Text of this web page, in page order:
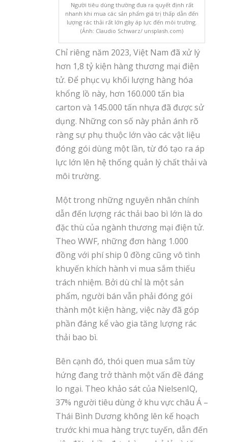
Người tiêu dùng thường đưa ra quyết định rất
nhanh khi mua các sản phẩm giá trị thấp dẫn đến
lượng rác thải rất lớn gây áp lực đến môi trường.
(Ảnh: Claudio Schwarz/ unsplash.com)
Chỉ riêng năm 2023, Việt Nam đã xử lý
hơn 1,8 tỷ kiện hàng thương mại điện
tử. Để phục vụ khối lượng hàng hóa
khổng lồ này, hơn 160.000 tấn bìa
carton và 145.000 tấn nhựa đã được sử
dụng. Những con số này phản ánh rõ
ràng sự phụ thuộc lớn vào các vật liệu
đóng gói dùng một lần, từ đó tạo ra áp
lực lớn lên hệ thống quản lý chất thải và
môi trường.
Một trong những nguyên nhân chính
dẫn đến lượng rác thải bao bì lớn là do
đặc thù của ngành thương mại điện tử.
Theo WWF, những đơn hàng 1.000
đồng với phí ship 0 đồng cũng vô tình
khuyến khích hành vi mua sắm thiếu
trách nhiệm. Bởi dù chỉ là một sản
phẩm, người bán vẫn phải đóng gói
thành một kiện hàng, việc này đã góp
phần đáng kể vào gia tăng lượng rác
thải bao bì.
Bên cạnh đó, thói quen mua sắm tùy
hứng đang trở thành một vấn đề đáng
lo ngại. Theo khảo sát của NielsenIQ,
37% người tiêu dùng ở khu vực châu Á –
Thái Bình Dương không lên kế hoạch
trước khi mua hàng trực tuyến, dẫn đến